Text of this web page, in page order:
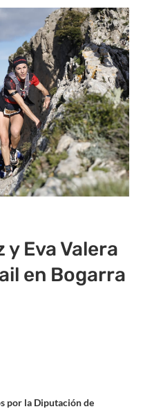
Eva Valera
en Bogarra
por la Diputación de